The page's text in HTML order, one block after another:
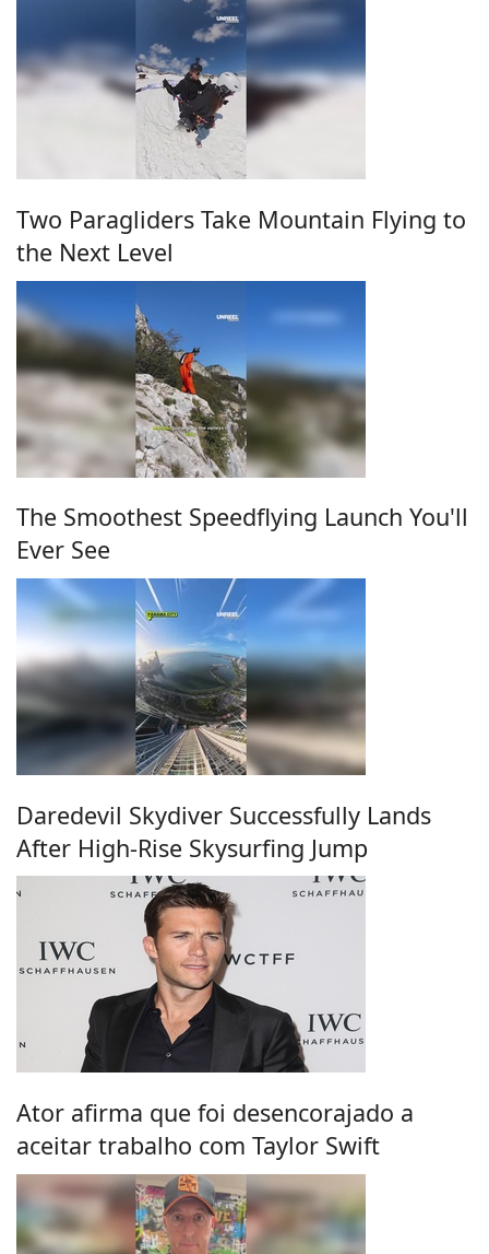
Two Paragliders Take Mountain Flying to
the Next Level
The Smoothest Speedflying Launch You'll
Ever See
Daredevil Skydiver Successfully Lands
After High-Rise Skysurfing Jump
Ator afirma que foi desencorajado a
aceitar trabalho com Taylor Swift